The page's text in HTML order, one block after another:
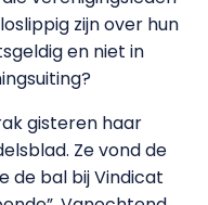
zijn over hun
en niet in
gisteren haar
Ze vond de
de bal bij Vindicat